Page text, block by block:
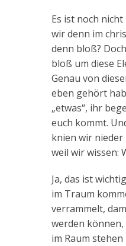
Es ist noch
wir denn im
denn bloß?
bloß um diese
Genau von
eben gehört
„etwas“, ihr
euch kommt.
knien wir
weil wir wissen:
Ja, das ist
im Traum
verrammelt,
werden
im Raum